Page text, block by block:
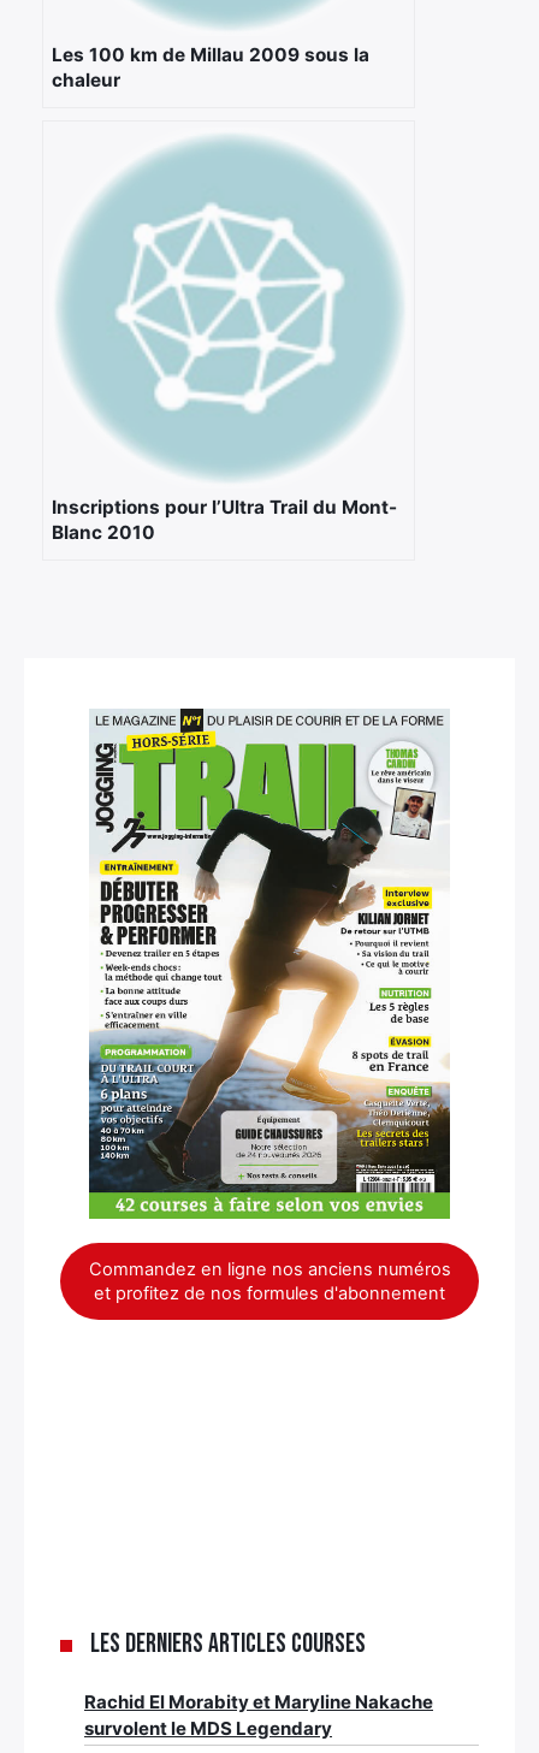
Les 100 km de Millau 2009 sous la
chaleur
Inscriptions pour l’Ultra Trail du Mont-
Blanc 2010
Commandez en ligne nos anciens numéros
et profitez de nos formules d'abonnement
Les derniers articles Courses
Rachid El Morabity et Maryline Nakache
survolent le MDS Legendary
Rechercher